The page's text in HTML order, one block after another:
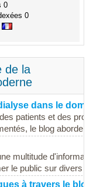
0
0
de la
dans le
patients et des
le blog aborde
multitude
le public sur divers
à travers le